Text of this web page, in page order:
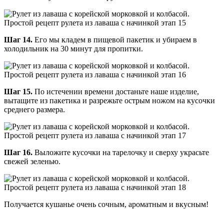
Шаг 14. Его мы кладем в пищевой пакетик и убираем в
холодильник на 30 минут для пропитки.
Шаг 15. По истечении времени достаньте наше изделие,
вытащите из пакетика и разрежьте острым ножом на кусочки
среднего размера.
Шаг 16. Выложите кусочки на тарелочку и сверху украсьте
свежей зеленью.
Получается кушанье очень сочным, ароматным и вкусным!